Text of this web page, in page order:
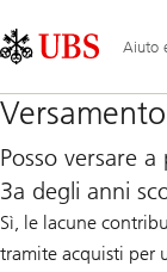
Links
Area
Aiuto
Posso versare
3a degli anni
Sì, le lacune
tramite acquisti per